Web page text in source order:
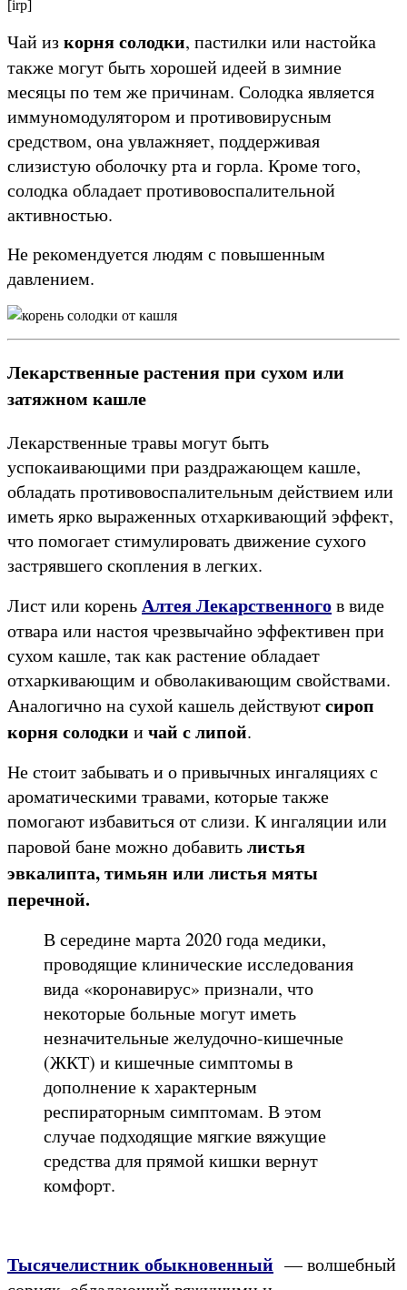
[irp]
Чай изкорня солодки, пастилки или настойка
также могут быть хорошей идеей в зимние
месяцы по тем же причинам. Солодка является
иммуномодулятором и противовирусным
средством, она увлажняет, поддерживая
слизистую оболочку рта и горла. Кроме того,
солодка обладает противовоспалительной
активностью.
Не рекомендуется людям с повышенным
давлением.
Лекарственные растения при сухом или
затяжном кашле
Лекарственные травы могут быть
успокаивающими при раздражающем кашле,
обладать противовоспалительным действием или
иметь ярко выраженных отхаркивающий эффект,
что помогает стимулировать движение сухого
застрявшего скопления в легких.
Лист или кореньАлтея Лекарственногов виде
отвара или настоя чрезвычайно эффективен при
сухом кашле, так как растение обладает
отхаркивающим и обволакивающим свойствами.
Аналогично на сухой кашель действуютсироп
корня солодки ичай с липой.
Не стоит забывать и о привычных ингаляциях с
ароматическими травами, которые также
помогают избавиться от слизи. К ингаляции или
паровой бане можно добавитьлистья
эвкалипта, тимьян или листья мяты
перечной.
В середине марта 2020 года медики,
проводящие клинические исследования
вида «коронавирус» признали, что
некоторые больные могут иметь
незначительные желудочно-кишечные
(ЖКТ) и кишечные симптомы в
дополнение к характерным
респираторным симптомам. В этом
случае подходящие мягкие вяжущие
средства для прямой кишки вернут
комфорт.
Тысячелистник обыкновенный — волшебный